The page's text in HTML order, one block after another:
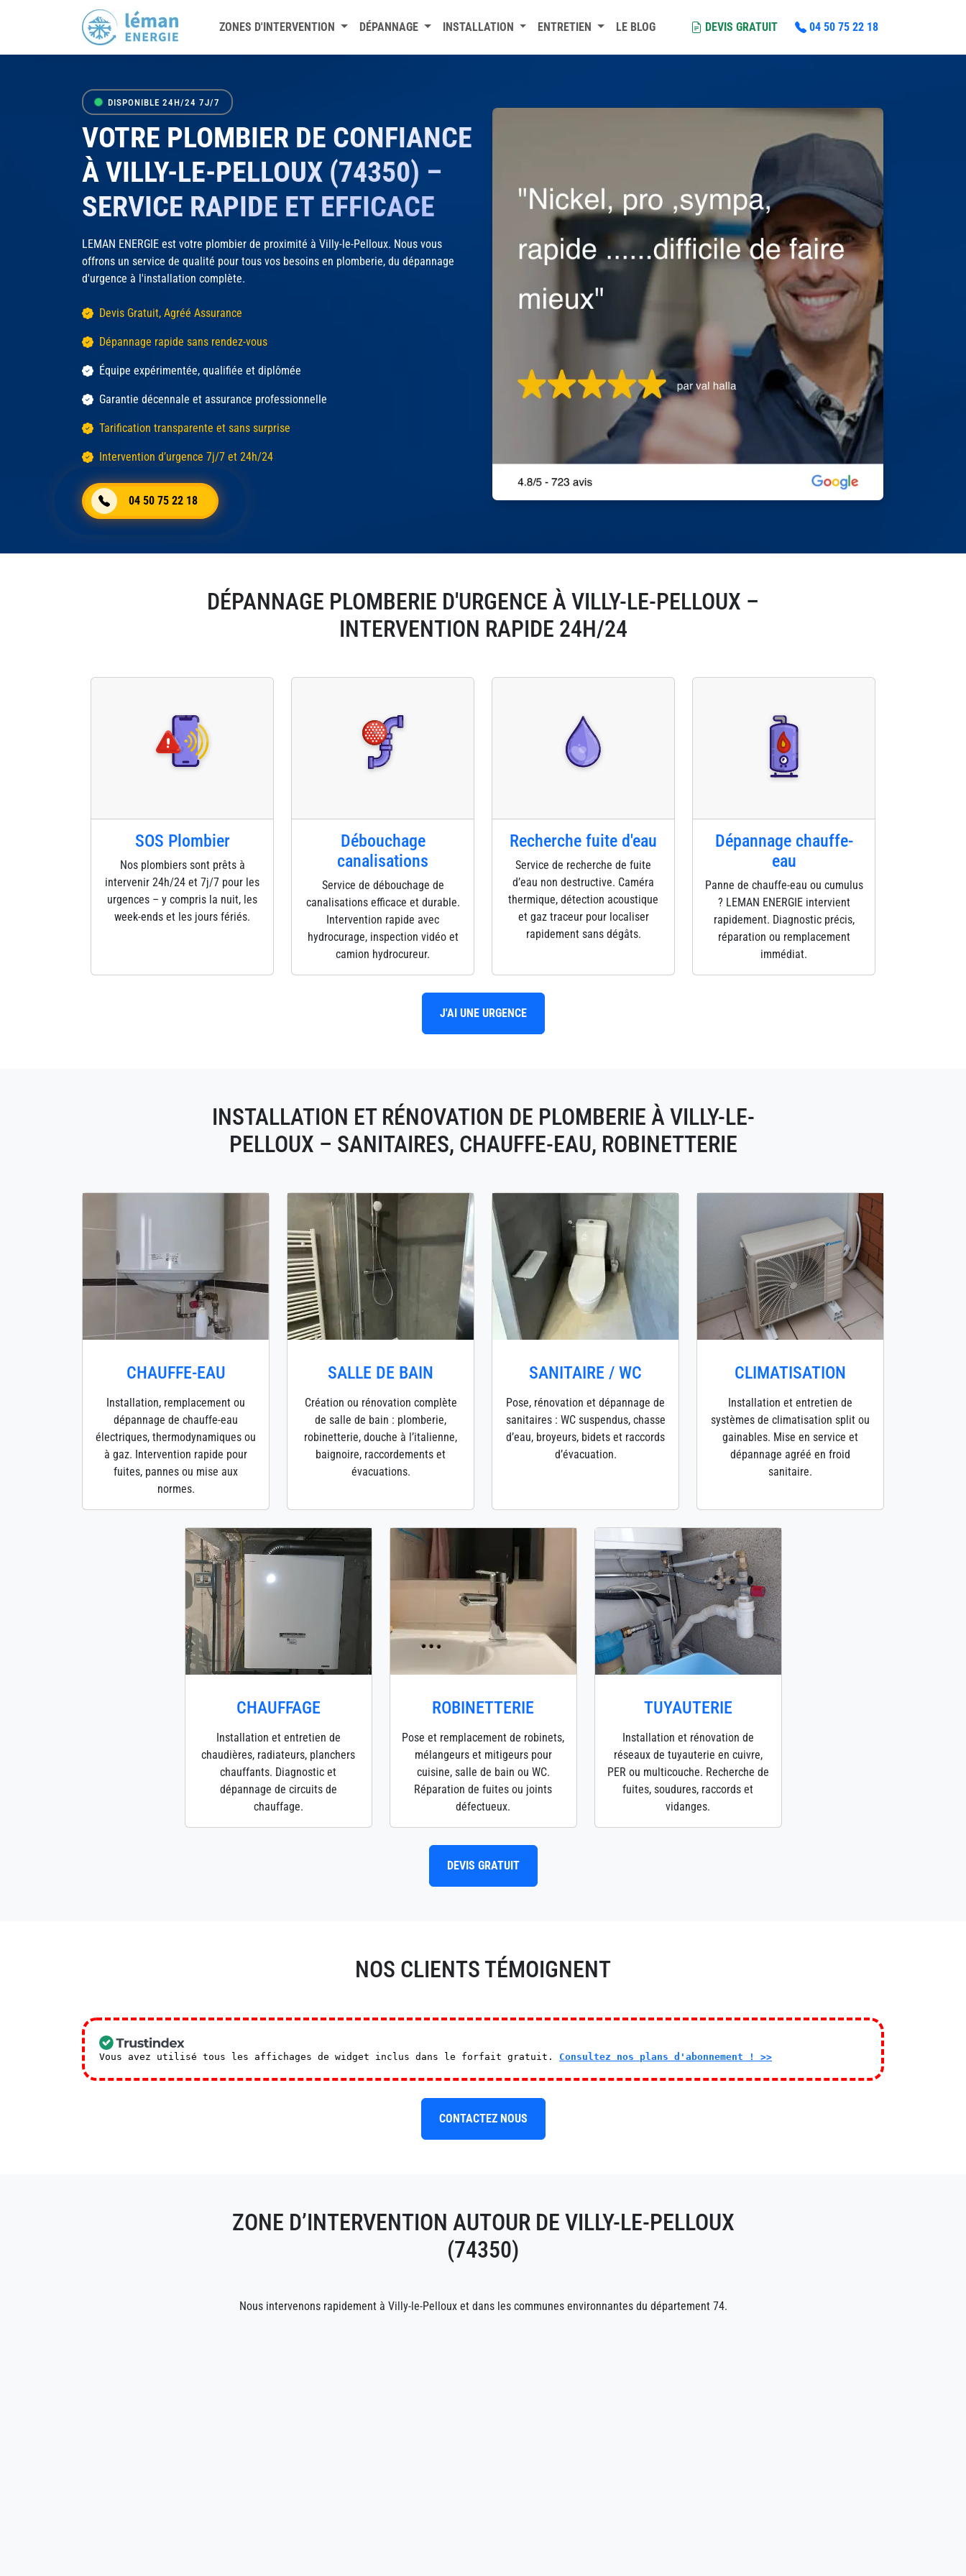
ZONES D'INTERVENTION DÉPANNAGE INSTALLATION ENTRETIEN LE BLOG DEVIS GRATUIT 04 50 75 22 18
DISPONIBLE 24H/24 7J/7
VOTRE PLOMBIER DE CONFIANCE
À VILLY-LE-PELLOUX (74350) –
SERVICE RAPIDE ET EFFICACE
LEMAN ENERGIE est votre plombier de proximité à Villy-le-Pelloux. Nous vous
offrons un service de qualité pour tous vos besoins en plomberie, du dépannage
d'urgence à l'installation complète.
Devis Gratuit, Agréé Assurance
Dépannage rapide sans rendez-vous
Équipe expérimentée, qualifiée et diplômée
Garantie décennale et assurance professionnelle
Tarification transparente et sans surprise
Intervention d’urgence 7j/7 et 24h/24
04 50 75 22 18
DÉPANNAGE PLOMBERIE D'URGENCE À VILLY-LE-PELLOUX –
INTERVENTION RAPIDE 24H/24
SOS Plombier
Nos plombiers sont prêts à
intervenir 24h/24 et 7j/7 pour les
urgences – y compris la nuit, les
week-ends et les jours fériés.
Débouchage
canalisations
Service de débouchage de
canalisations efficace et durable.
Intervention rapide avec
hydrocurage, inspection vidéo et
camion hydrocureur.
Recherche fuite d'eau
Service de recherche de fuite
d’eau non destructive. Caméra
thermique, détection acoustique
et gaz traceur pour localiser
rapidement sans dégâts.
Dépannage chauffe-
eau
Panne de chauffe-eau ou cumulus
? LEMAN ENERGIE intervient
rapidement. Diagnostic précis,
réparation ou remplacement
immédiat.
J'AI UNE URGENCE
INSTALLATION ET RÉNOVATION DE PLOMBERIE À VILLY-LE-
PELLOUX – SANITAIRES, CHAUFFE-EAU, ROBINETTERIE
CHAUFFE-EAU
Installation, remplacement ou
dépannage de chauffe-eau
électriques, thermodynamiques ou
à gaz. Intervention rapide pour
fuites, pannes ou mise aux
normes.
SALLE DE BAIN
Création ou rénovation complète
de salle de bain : plomberie,
robinetterie, douche à l’italienne,
baignoire, raccordements et
évacuations.
SANITAIRE / WC
Pose, rénovation et dépannage de
sanitaires : WC suspendus, chasse
d’eau, broyeurs, bidets et raccords
d’évacuation.
CLIMATISATION
Installation et entretien de
systèmes de climatisation split ou
gainables. Mise en service et
dépannage agréé en froid
sanitaire.
CHAUFFAGE
Installation et entretien de
chaudières, radiateurs, planchers
chauffants. Diagnostic et
dépannage de circuits de
chauffage.
ROBINETTERIE
Pose et remplacement de robinets,
mélangeurs et mitigeurs pour
cuisine, salle de bain ou WC.
Réparation de fuites ou joints
défectueux.
TUYAUTERIE
Installation et rénovation de
réseaux de tuyauterie en cuivre,
PER ou multicouche. Recherche de
fuites, soudures, raccords et
vidanges.
DEVIS GRATUIT
NOS CLIENTS TÉMOIGNENT
Vous avez utilisé tous les affichages de widget inclus dans le forfait gratuit. Consultez nos plans d'abonnement ! >>
CONTACTEZ NOUS
ZONE D’INTERVENTION AUTOUR DE VILLY-LE-PELLOUX
(74350)
Nous intervenons rapidement à Villy-le-Pelloux et dans les communes environnantes du département 74.